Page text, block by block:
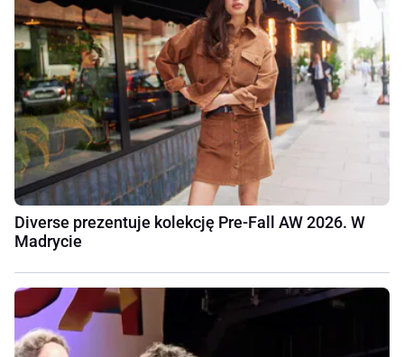
Diverse prezentuje kolekcję Pre-Fall AW 2026. W
Madrycie